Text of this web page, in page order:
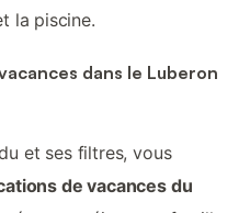
la piscine.
dans le Luberon
et ses filtres, vous
de vacances du